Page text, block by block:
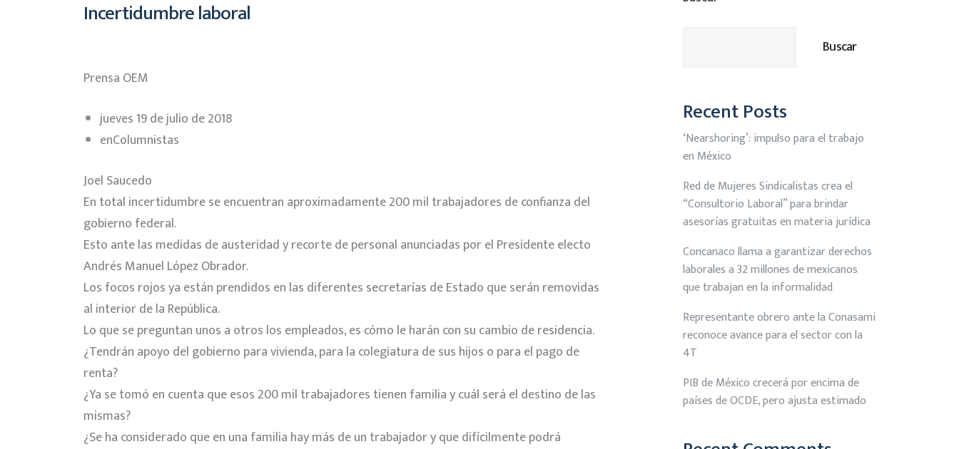
Incertidumbre laboral
Prensa OEM
jueves 19 de julio de 2018
enColumnistas
Joel Saucedo
En total incertidumbre se encuentran aproximadamente 200 mil trabajadores de confianza del
gobierno federal.
Esto ante las medidas de austeridad y recorte de personal anunciadas por el Presidente electo
Andrés Manuel López Obrador.
Los focos rojos ya están prendidos en las diferentes secretarías de Estado que serán removidas
al interior de la República.
Lo que se preguntan unos a otros los empleados, es cómo le harán con su cambio de residencia.
¿Tendrán apoyo del gobierno para vivienda, para la colegiatura de sus hijos o para el pago de
renta?
¿Ya se tomó en cuenta que esos 200 mil trabajadores tienen familia y cuál será el destino de las
mismas?
¿Se ha considerado que en una familia hay más de un trabajador y que difícilmente podrá
Buscar
Recent Posts
‘Nearshoring’: impulso para el trabajo
en México
Red de Mujeres Sindicalistas crea el
“Consultorio Laboral” para brindar
asesorías gratuitas en materia jurídica
Concanaco llama a garantizar derechos
laborales a 32 millones de mexicanos
que trabajan en la informalidad
Representante obrero ante la Conasami
reconoce avance para el sector con la
4T
PIB de México crecerá por encima de
países de OCDE, pero ajusta estimado